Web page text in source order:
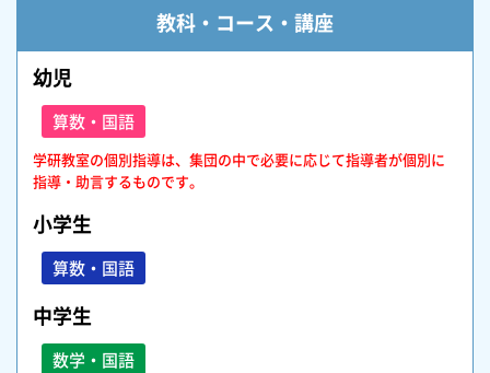
教科・コース・講座
幼児
算数・国語
学研教室の個別指導は、集団の中で必要に応じて指導者が個別に
指導・助言するものです。
小学生
算数・国語
中学生
数学・国語